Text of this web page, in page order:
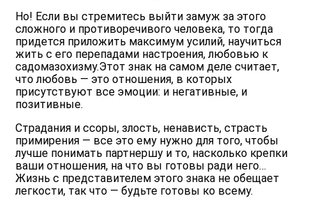
Но! Если вы стремитесь выйти замуж за этого
сложного и противоречивого человека, то тогда
придется приложить максимум усилий, научиться
жить с его перепадами настроения, любовью к
садомазохизму.Этот знак на самом деле считает,
что любовь — это отношения, в которых
присутствуют все эмоции: и негативные, и
позитивные.
Страдания и ссоры, злость, ненависть, страсть
примирения — все это ему нужно для того, чтобы
лучше понимать партнершу и то, насколько крепки
ваши отношения, на что вы готовы ради него…
Жизнь с представителем этого знака не обещает
легкости, так что — будьте готовы ко всему.